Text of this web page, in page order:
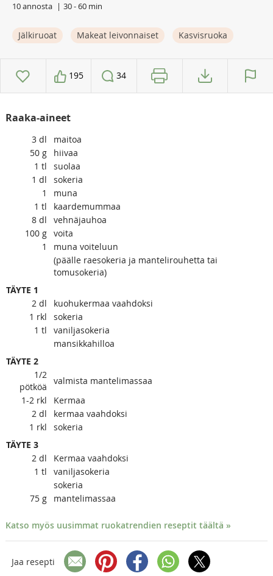
10 annosta 30 - 60 min
Jälkiruoat Makeat leivonnaiset Kasvisruoka
195 34
Raaka-aineet
3 dl
maitoa
50 g
hiivaa
1 tl
suolaa
1 dl
sokeria
1
muna
1 tl
kaardemummaa
8 dl
vehnäjauhoa
100 g voita
1
muna voiteluun
(päälle raesokeria ja mantelirouhetta tai
tomusokeria)
TÄYTE 1
2 dl
kuohukermaa vaahdoksi
1 rkl
sokeria
1 tl
vaniljasokeria
mansikkahilloa
TÄYTE 2
1/2
pötköä
valmista mantelimassaa
1-2 rkl
Kermaa
2 dl
kermaa vaahdoksi
1 rkl
sokeria
TÄYTE 3
2 dl
Kermaa vaahdoksi
1 tl
vaniljasokeria
sokeria
75 g mantelimassaa
Katso myös uusimmat ruokatrendien reseptit täältä »
Jaa resepti